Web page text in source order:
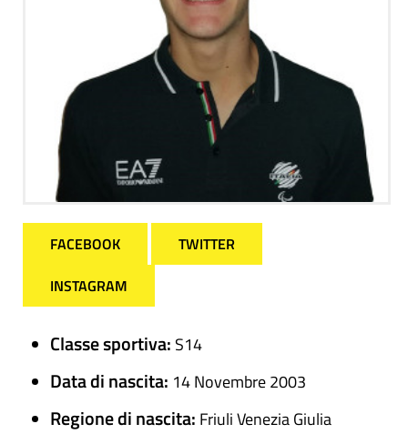
FACEBOOK
TWITTER
INSTAGRAM
Classe sportiva: S14
Data di nascita: 14 Novembre 2003
Regione di nascita: Friuli Venezia Giulia